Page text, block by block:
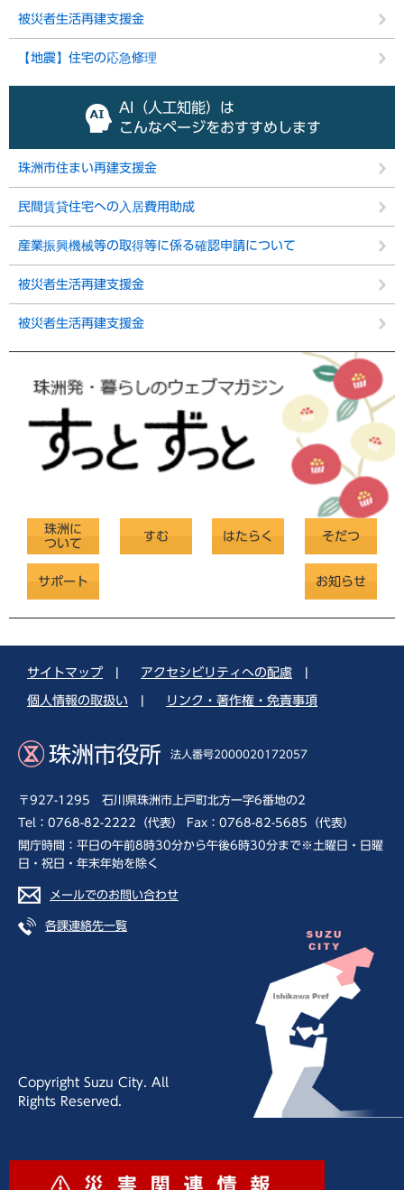
被災者生活再建支援金
【地震】住宅の応急修理
AI（人工知能）は
こんなページをおすすめします
珠洲市住まい再建支援金
民間賃貸住宅への入居費用助成
産業振興機械等の取得等に係る確認申請について
被災者生活再建支援金
被災者生活再建支援金
珠洲に
ついて
すむ はたらく そだつ
サポート お知らせ
サイトマップ アクセシビリティへの配慮
個人情報の取扱い リンク・著作権・免責事項
珠洲市役所 法人番号2000020172057
〒927-1295 石川県珠洲市上戸町北方一字6番地の2
Tel：0768-82-2222（代表） Fax：0768-82-5685（代表）
開庁時間：平日の午前8時30分から午後6時30分まで※土曜日・日曜
日・祝日・年末年始を除く
メールでのお問い合わせ
各課連絡先一覧
Copyright Suzu City. All
Rights Reserved.